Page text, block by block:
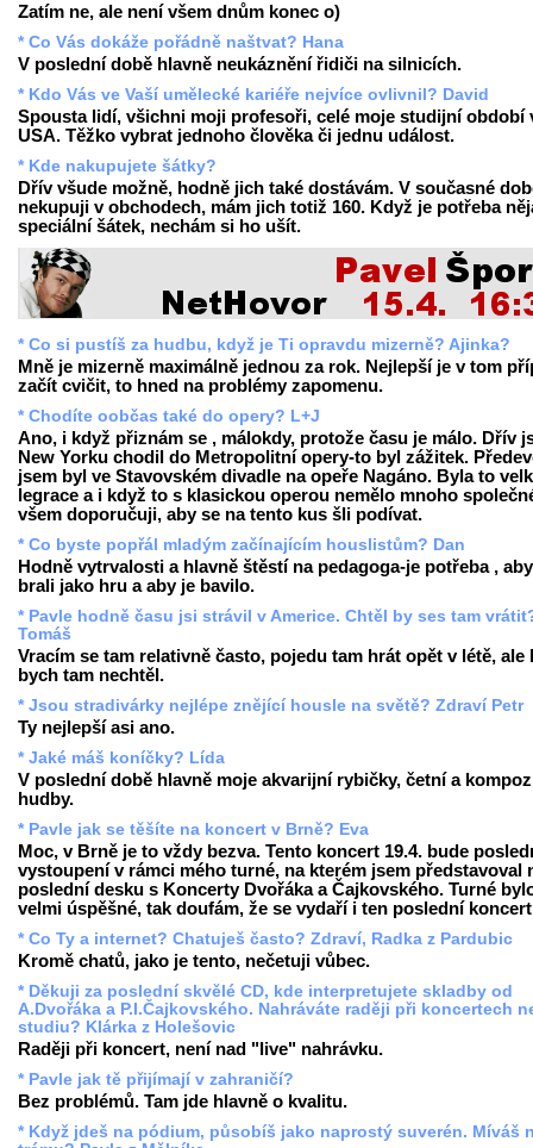
Zatím ne, ale není všem dnům konec o)
* Co Vás dokáže pořádně naštvat? Hana
V poslední době hlavně neukáznění řidiči na silnicích.
* Kdo Vás ve Vaší umělecké kariéře nejvíce ovlivnil? David
Spousta lidí, všichni moji profesoři, celé moje studijní období
USA. Těžko vybrat jednoho člověka či jednu událost.
* Kde nakupujete šátky?
Dřív všude možně, hodně jich také dostávám. V současné
nekupuji v obchodech, mám jich totiž 160. Když je potřeba
speciální šátek, nechám si ho ušít.
* Co si pustíš za hudbu, když je Ti opravdu mizerně? Ajinka?
Mně je mizerně maximálně jednou za rok. Nejlepší je v tom
začít cvičit, to hned na problémy zapomenu.
* Chodíte oobčas také do opery? L+J
Ano, i když přiznám se , málokdy, protože času je málo. Dřív
New Yorku chodil do Metropolitní opery-to byl zážitek.
jsem byl ve Stavovském divadle na opeře Nagáno. Byla to
legrace a i když to s klasickou operou nemělo mnoho
všem doporučuji, aby se na tento kus šli podívat.
* Co byste popřál mladým začínajícím houslistům? Dan
Hodně vytrvalosti a hlavně štěstí na pedagoga-je potřeba ,
brali jako hru a aby je bavilo.
* Pavle hodně času jsi strávil v Americe. Chtěl by ses tam
Tomáš
Vracím se tam relativně často, pojedu tam hrát opět v létě, ale
bych tam nechtěl.
* Jsou stradivárky nejlépe znějící housle na světě? Zdraví Petr
Ty nejlepší asi ano.
* Jaké máš koníčky? Lída
V poslední době hlavně moje akvarijní rybičky, četní a
hudby.
* Pavle jak se těšíte na koncert v Brně? Eva
Moc, v Brně je to vždy bezva. Tento koncert 19.4. bude
vystoupení v rámci mého turné, na kterém jsem představoval
poslední desku s Koncerty Dvořáka a Čajkovského. Turné
velmi úspěšné, tak doufám, že se vydaří i ten poslední
* Co Ty a internet? Chatuješ často? Zdraví, Radka z Pardubic
Kromě chatů, jako je tento, nečetuji vůbec.
* Děkuji za poslední skvělé CD, kde interpretujete skladby od
A.Dvořáka a P.I.Čajkovského. Nahráváte raději při koncertech
studiu? Klárka z Holešovic
Raději při koncert, není nad "live" nahrávku.
* Pavle jak tě přijímají v zahraničí?
Bez problémů. Tam jde hlavně o kvalitu.
* Když jdeš na pódium, působíš jako naprostý suverén. Míváš